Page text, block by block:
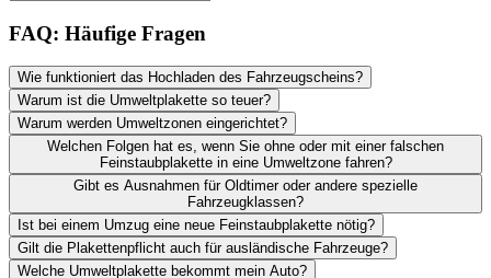
FAQ: Häufige Fragen
Wie funktioniert das Hochladen des Fahrzeugscheins?
Warum ist die Umweltplakette so teuer?
Warum werden Umweltzonen eingerichtet?
Welchen Folgen hat es, wenn Sie ohne oder mit einer falschen
Feinstaubplakette in eine Umweltzone fahren?
Gibt es Ausnahmen für Oldtimer oder andere spezielle
Fahrzeugklassen?
Ist bei einem Umzug eine neue Feinstaubplakette nötig?
Gilt die Plakettenpflicht auch für ausländische Fahrzeuge?
Welche Umweltplakette bekommt mein Auto?